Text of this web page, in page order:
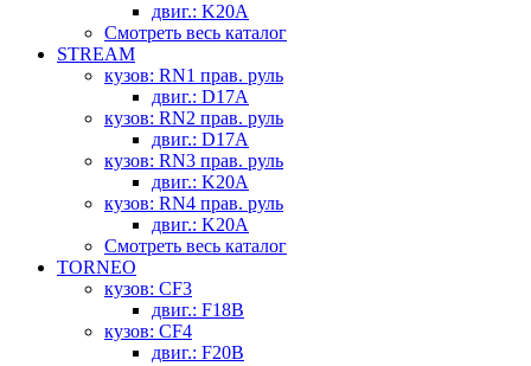
двиг.: K20A
Смотреть весь каталог
STREAM
кузов: RN1 прав. руль
двиг.: D17A
кузов: RN2 прав. руль
двиг.: D17A
кузов: RN3 прав. руль
двиг.: K20A
кузов: RN4 прав. руль
двиг.: K20A
Смотреть весь каталог
TORNEO
кузов: CF3
двиг.: F18B
кузов: CF4
двиг.: F20B